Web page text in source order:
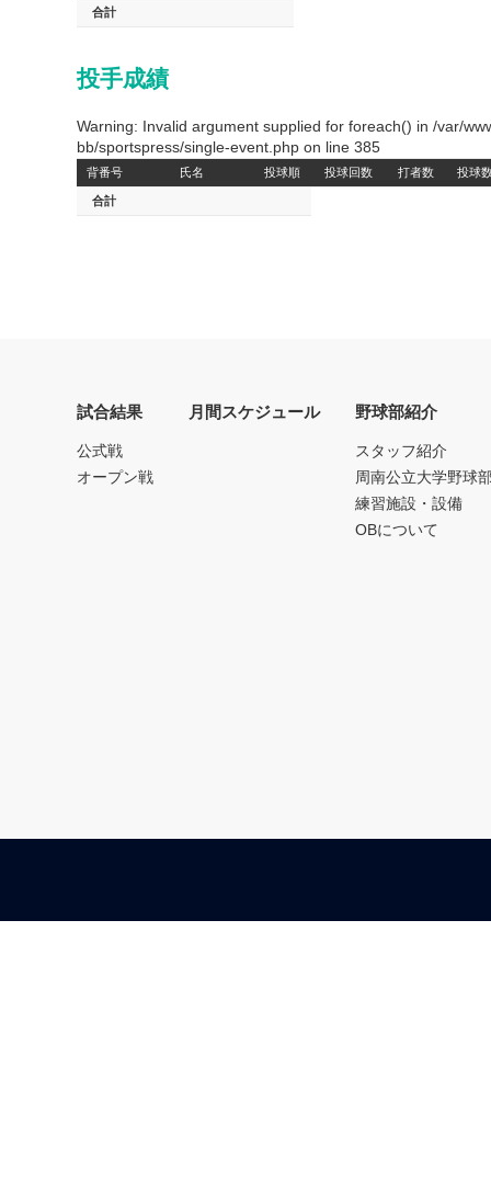
合計
投手成績
Warning: Invalid argument supplied for foreach() in /var/
bb/sportspress/single-event.php on line 385
背番号 氏名 投球順 投球回数 打者数 投球
合計
試合結果
公式戦
オープン戦
月間スケジュール 野球部紹介
スタッフ紹介
周南公立大学野球
練習施設・設備
OBについて